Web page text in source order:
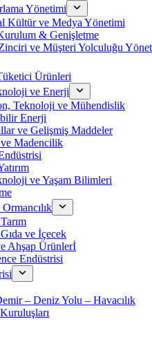
Yönetimi
Kültür ve Medya Yönetimi
& Genişletme
ve Müşteri Yolculuğu
Ürünleri
ve Enerji
Teknoloji ve Mühendislik
Enerji
ve Gelişmiş Maddeler
Madencilik
ve Yaşam Bilimleri
ve İçecek
Ahşap Ürünlerİ
Endüstrisi
– Deniz Yolu – Havacılık